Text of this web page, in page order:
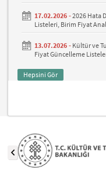
17.02.2026 -2026 Hata
Listeleri, Birim Fiyat
13.07.2026 - Kültür ve
Fiyat Güncelleme
Hepsini Gör